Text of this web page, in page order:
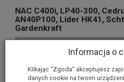
NAC C400i, LP40-300,
AN40P100, Lider HK41,
Gardenkraft
Długość noża [L]
[ZB]
Informacja o
Klikając “Zgoda” akceptujesz
danych cookie na twoim